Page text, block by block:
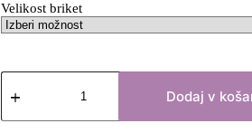
Velikost briket
FISH
FINEST
Dodaj v